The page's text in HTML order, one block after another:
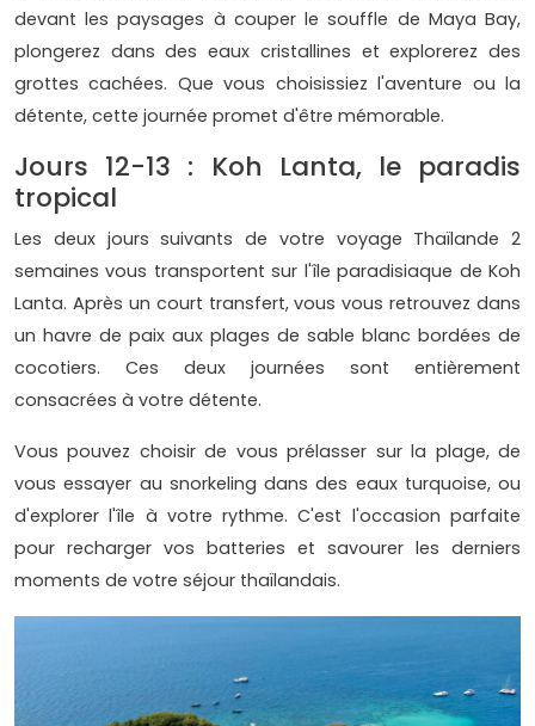
devant les paysages à couper le souffle de Maya Bay,
plongerez dans des eaux cristallines et explorerez des
grottes cachées. Que vous choisissiez l'aventure ou la
détente, cette journée promet d'être mémorable.
Jours 12-13 : Koh Lanta, le paradis
tropical
Les deux jours suivants de votre voyage Thaïlande 2
semaines vous transportent sur l'île paradisiaque de Koh
Lanta. Après un court transfert, vous vous retrouvez dans
un havre de paix aux plages de sable blanc bordées de
cocotiers. Ces deux journées sont entièrement
consacrées à votre détente.
Vous pouvez choisir de vous prélasser sur la plage, de
vous essayer au snorkeling dans des eaux turquoise, ou
d'explorer l'île à votre rythme. C'est l'occasion parfaite
pour recharger vos batteries et savourer les derniers
moments de votre séjour thaïlandais.